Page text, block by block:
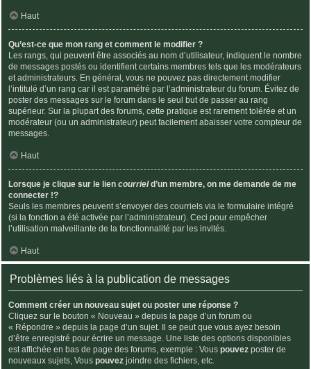
Haut
Qu’est-ce que mon rang et comment le modifier ?
Les rangs, qui peuvent être associés au nom d’utilisateur, indiquent le nombre
de messages postés ou identifient certains membres tels que les modérateurs
et administrateurs. En général, vous ne pouvez pas directement modifier
l’intitulé d’un rang car il est paramétré par l’administrateur du forum. Évitez de
poster des messages sur le forum dans le seul but de passer au rang
supérieur. Sur la plupart des forums, cette pratique est rarement tolérée et un
modérateur (ou un administrateur) peut facilement abaisser votre compteur de
messages.
Haut
Lorsque je clique sur le lien courrield’un membre, on me demande de me
connecter !?
Seuls les membres peuvent s’envoyer des courriels via le formulaire intégré
(si la fonction a été activée par l’administrateur). Ceci pour empêcher
l’utilisation malveillante de la fonctionnalité par les invités.
Haut
Problèmes liés à la publication de messages
Comment créer un nouveau sujet ou poster une réponse ?
Cliquez sur le bouton « Nouveau » depuis la page d’un forum ou
« Répondre » depuis la page d’un sujet. Il se peut que vous ayez besoin
d’être enregistré pour écrire un message. Une liste des options disponibles
est affichée en bas de page des forums, exemple : Vous pouvez poster de
nouveaux sujets, Vous pouvez joindre des fichiers, etc.